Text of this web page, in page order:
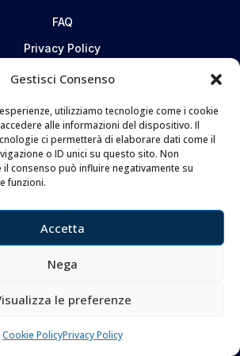
Gestisci Consenso
utilizziamo tecnologie come i cookie
alle informazioni del dispositivo. Il
ci permetterà di elaborare dati come il
o ID unici su questo sito. Non
consenso può influire negativamente su
funzioni.
Accetta
Nega
le preferenze
Cookie PolicyPrivacy Policy
FAQ
Privacy Policy
Cookie Policy
CONTATTI
Donnini s.n.c.
e Silvia Donnini
e WhatsApp:
info@donninicoltelleria.it
FOLLOW